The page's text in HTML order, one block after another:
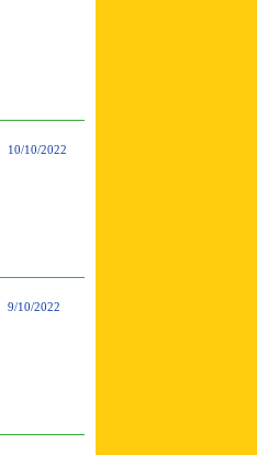
10/10/2022
9/10/2022